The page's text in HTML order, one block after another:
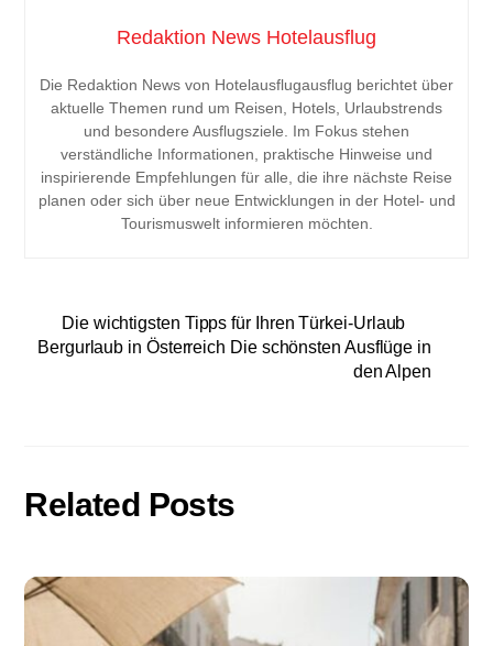
Redaktion News Hotelausflug
Die Redaktion News von Hotelausflugausflug berichtet über
aktuelle Themen rund um Reisen, Hotels, Urlaubstrends
und besondere Ausflugsziele. Im Fokus stehen
verständliche Informationen, praktische Hinweise und
inspirierende Empfehlungen für alle, die ihre nächste Reise
planen oder sich über neue Entwicklungen in der Hotel- und
Tourismuswelt informieren möchten.
Die wichtigsten Tipps für Ihren Türkei-Urlaub
Bergurlaub in Österreich Die schönsten Ausflüge in
den Alpen
Related Posts